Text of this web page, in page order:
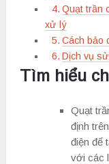
Quạt trần
xử lý
Cách bảo
Dịch vụ
Tìm hiểu
Quạt
định
điện để
với các